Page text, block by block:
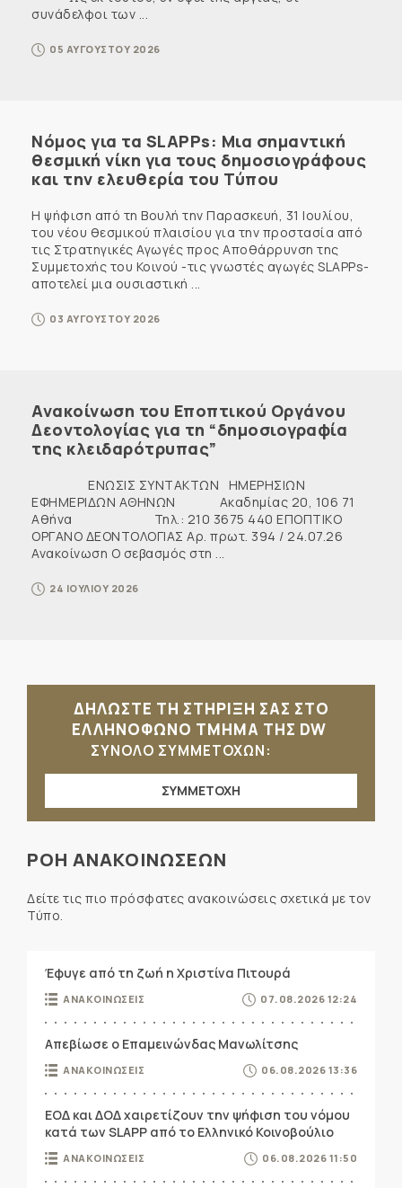
συνάδελφοι των ...
05 ΑΥΓΟΥΣΤΟΥ 2026
Νόμος για τα SLAPPs: Μια σημαντική
θεσμική νίκη για τους δημοσιογράφους
και την ελευθερία του Τύπου
Η ψήφιση από τη Βουλή την Παρασκευή, 31 Ιουλίου,
του νέου θεσμικού πλαισίου για την προστασία από
τις Στρατηγικές Αγωγές προς Αποθάρρυνση της
Συμμετοχής του Κοινού -τις γνωστές αγωγές SLAPPs-
αποτελεί μια ουσιαστική ...
03 ΑΥΓΟΥΣΤΟΥ 2026
Ανακοίνωση του Εποπτικού Οργάνου
Δεοντολογίας για τη “δημοσιογραφία
της κλειδαρότρυπας”
ΕΝΩΣΙΣ ΣΥΝΤΑΚΤΩΝ ΗΜΕΡΗΣΙΩΝ
ΕΦΗΜΕΡΙΔΩΝ ΑΘΗΝΩΝ Ακαδημίας 20, 106 71
Αθήνα Τηλ.: 210 3675 440 ΕΠΟΠΤΙΚΟ
ΟΡΓΑΝΟ ΔΕΟΝΤΟΛΟΓΙΑΣ Αρ. πρωτ. 394 / 24.07.26
Ανακοίνωση Ο σεβασμός στη ...
24 ΙΟΥΛΙΟΥ 2026
ΔΗΛΩΣΤΕ ΤΗ ΣΤΗΡΙΞΗ ΣΑΣ ΣΤΟ
ΕΛΛΗΝΟΦΩΝΟ ΤΜΗΜΑ ΤΗΣ DW
ΣΥΝΟΛΟ ΣΥΜΜΕΤΟΧΩΝ:
ΣΥΜΜΕΤΟΧΗ
ΡΟΗ ΑΝΑΚΟΙΝΩΣΕΩΝ
Δείτε τις πιο πρόσφατες ανακοινώσεις σχετικά με τον
Τύπο.
Έφυγε από τη ζωή η Χριστίνα Πιτουρά
ΑΝΑΚΟΙΝΩΣΕΙΣ 07.08.2026 12:24
Απεβίωσε ο Επαμεινώνδας Μανωλίτσης
ΑΝΑΚΟΙΝΩΣΕΙΣ 06.08.2026 13:36
ΕΟΔ και ΔΟΔ χαιρετίζουν την ψήφιση του νόμου
κατά των SLAPP από το Ελληνικό Κοινοβούλιο
ΑΝΑΚΟΙΝΩΣΕΙΣ 06.08.2026 11:50